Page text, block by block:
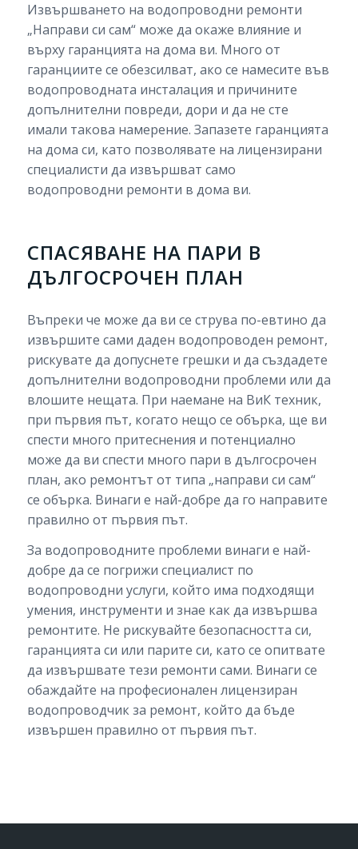
Извършването на водопроводни ремонти
„Направи си сам“ може да окаже влияние и
върху гаранцията на дома ви. Много от
гаранциите се обезсилват, ако се намесите във
водопроводната инсталация и причините
допълнителни повреди, дори и да не сте
имали такова намерение. Запазете гаранцията
на дома си, като позволявате на лицензирани
специалисти да извършват само
водопроводни ремонти в дома ви.
СПАСЯВАНЕ НА ПАРИ В
ДЪЛГОСРОЧЕН ПЛАН
Въпреки че може да ви се струва по-евтино да
извършите сами даден водопроводен ремонт,
рискувате да допуснете грешки и да създадете
допълнителни водопроводни проблеми или да
влошите нещата. При наемане на ВиК техник,
при първия път, когато нещо се обърка, ще ви
спести много притеснения и потенциално
може да ви спести много пари в дългосрочен
план, ако ремонтът от типа „направи си сам“
се обърка. Винаги е най-добре да го направите
правилно от първия път.
За водопроводните проблеми винаги е най-
добре да се погрижи специалист по
водопроводни услуги, който има подходящи
умения, инструменти и знае как да извършва
ремонтите. Не рискувайте безопасността си,
гаранцията си или парите си, като се опитвате
да извършвате тези ремонти сами. Винаги се
обаждайте на професионален лицензиран
водопроводчик за ремонт, който да бъде
извършен правилно от първия път.